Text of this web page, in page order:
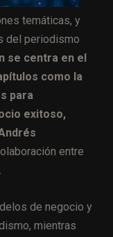
temáticas, y
del periodismo
se centra en el
como la
para
exitoso,
entre
de negocio y
mientras